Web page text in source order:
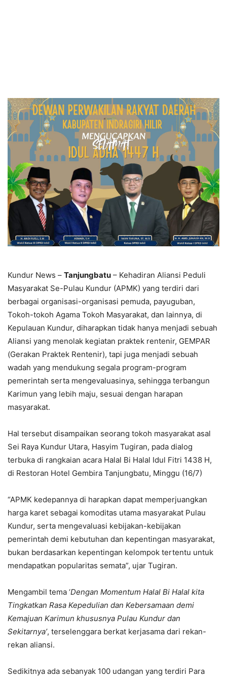
Kundur News – Tanjungbatu – Kehadiran Aliansi Peduli
Masyarakat Se-Pulau Kundur (APMK) yang terdiri dari
berbagai organisasi-organisasi pemuda, payuguban,
Tokoh-tokoh Agama Tokoh Masyarakat, dan lainnya, di
Kepulauan Kundur, diharapkan tidak hanya menjadi sebuah
Aliansi yang menolak kegiatan praktek rentenir, GEMPAR
(Gerakan Praktek Rentenir), tapi juga menjadi sebuah
wadah yang mendukung segala program-program
pemerintah serta mengevaluasinya, sehingga terbangun
Karimun yang lebih maju, sesuai dengan harapan
masyarakat.
Hal tersebut disampaikan seorang tokoh masyarakat asal
Sei Raya Kundur Utara, Hasyim Tugiran, pada dialog
terbuka di rangkaian acara Halal Bi Halal Idul Fitri 1438 H,
di Restoran Hotel Gembira Tanjungbatu, Minggu (16/7)
“APMK kedepannya di harapkan dapat memperjuangkan
harga karet sebagai komoditas utama masyarakat Pulau
Kundur, serta mengevaluasi kebijakan-kebijakan
pemerintah demi kebutuhan dan kepentingan masyarakat,
bukan berdasarkan kepentingan kelompok tertentu untuk
mendapatkan popularitas semata”, ujar Tugiran.
Mengambil tema ‘Dengan Momentum Halal Bi Halal kita
Tingkatkan Rasa Kepedulian dan Kebersamaan demi
Kemajuan Karimun khususnya Pulau Kundur dan
Sekitarnya’, terselenggara berkat kerjasama dari rekan-
rekan aliansi.
Sedikitnya ada sebanyak 100 udangan yang terdiri Para